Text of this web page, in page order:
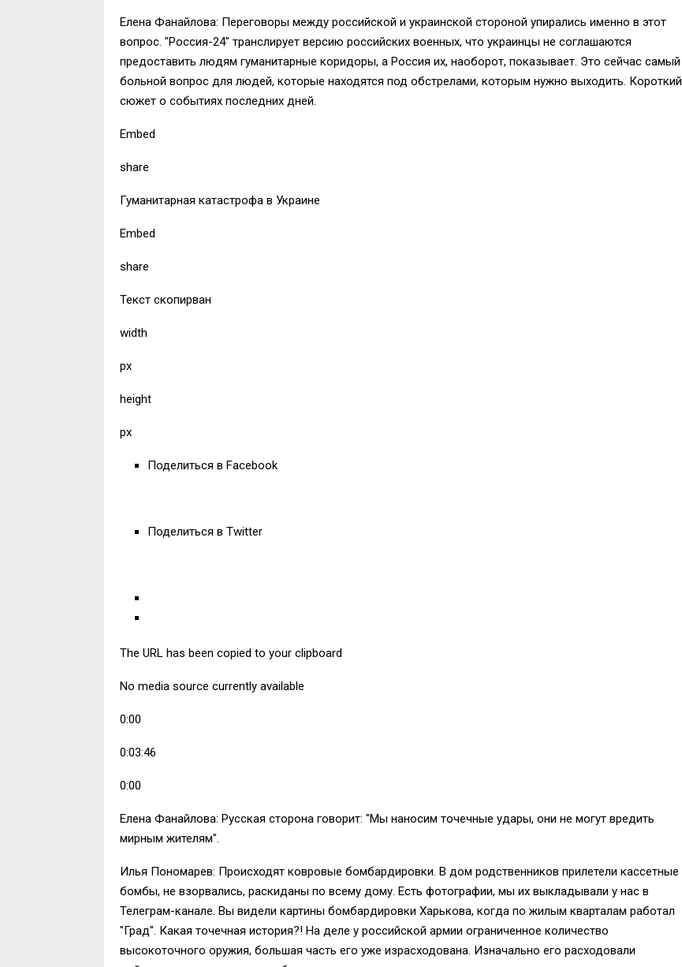
Елена Фанайлова: Переговоры между российской и украинской стороной упирались именно в этот
вопрос. "Россия-24" транслирует версию российских военных, что украинцы не соглашаются
предоставить людям гуманитарные коридоры, а Россия их, наоборот, показывает. Это сейчас самый
больной вопрос для людей, которые находятся под обстрелами, которым нужно выходить. Короткий
сюжет о событиях последних дней.
Embed
share
Гуманитарная катастрофа в Украине
Embed
share
Текст скопирван
width
px
height
px
Поделиться в Facebook
Поделиться в Twitter
The URL has been copied to your clipboard
No media source currently available
0:00
0:03:46
0:00
Елена Фанайлова: Русская сторона говорит: "Мы наносим точечные удары, они не могут вредить
мирным жителям".
Илья Пономарев: Происходят ковровые бомбардировки. В дом родственников прилетели кассетные
бомбы, не взорвались, раскиданы по всему дому. Есть фотографии, мы их выкладывали у нас в
Телеграм-канале. Вы видели картины бомбардировки Харькова, когда по жилым кварталам работал
"Град". Какая точечная история?! На деле у российской армии ограниченное количество
высокоточного оружия, большая часть его уже израсходована. Изначально его расходовали